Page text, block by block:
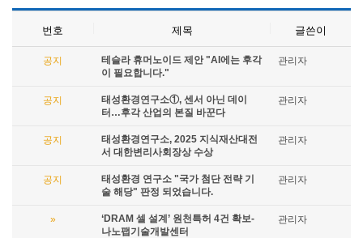
번호 제목 글쓴이
공지
테슬라 휴머노이드 제안 "AI에는 후각
이 필요합니다."
관리자
공지
태성환경연구소①, 센서 아닌 데이
터…후각 산업의 본질 바꾼다
관리자
공지
태성환경연구소, 2025 지식재산대전
서 대한변리사회장상 수상
관리자
공지
태성환경 연구소 "국가 첨단 전략 기
술 해당" 판정 되었습니다.
관리자
»
‘DRAM 셀 설계’ 원천특허 4건 확보-
나노팹기술개발센터
관리자